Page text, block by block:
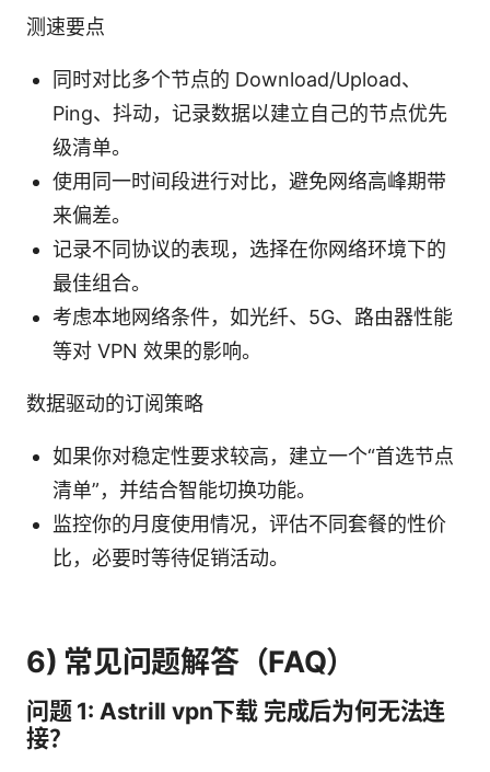
测速要点
同时对比多个节点的 Download/Upload、
Ping、抖动，记录数据以建立自己的节点优先
级清单。
使用同一时间段进行对比，避免网络高峰期带
来偏差。
记录不同协议的表现，选择在你网络环境下的
最佳组合。
考虑本地网络条件，如光纤、5G、路由器性能
等对 VPN 效果的影响。
数据驱动的订阅策略
如果你对稳定性要求较高，建立一个“首选节点
清单”，并结合智能切换功能。
监控你的月度使用情况，评估不同套餐的性价
比，必要时等待促销活动。
6) 常见问题解答（FAQ）
问题 1: Astrill vpn下载 完成后为何无法连
接？